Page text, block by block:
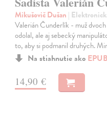
Mikušovič Dušan |
Valerián Čunderlík - muž
odolal, ale aj sebecký
to, aby si podmanil druhých.
Na stiahnutie ako EPUB
14,90 €